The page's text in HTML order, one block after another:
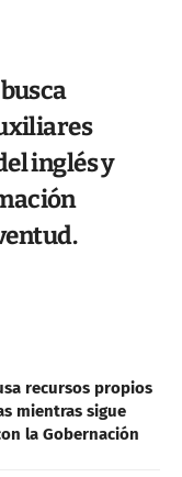
inglés y
recursos propios
mientras sigue
la Gobernación